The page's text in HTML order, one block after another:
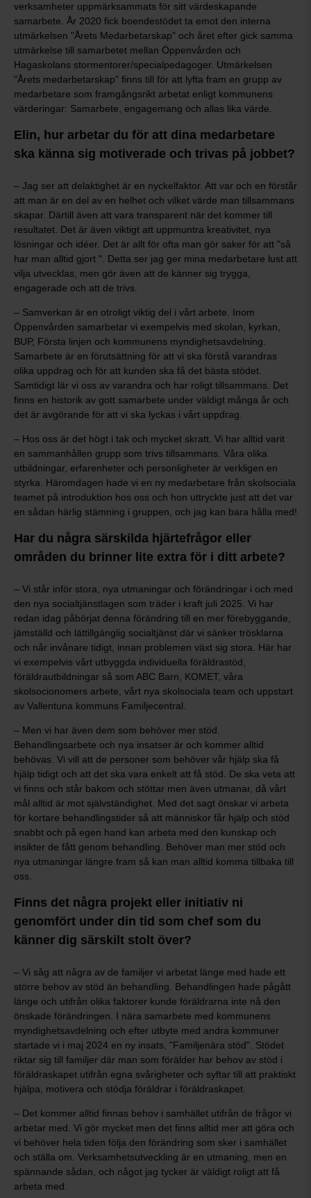
verksamheter uppmärksammats för sitt värdeskapande
samarbete. År 2020 fick boendestödet ta emot den interna
utmärkelsen "Årets Medarbetarskap" och året efter gick samma
utmärkelse till samarbetet mellan Öppenvården och
Hagaskolans stormentorer/specialpedagoger. Utmärkelsen
"Årets medarbetarskap" finns till för att lyfta fram en grupp av
medarbetare som framgångsrikt arbetat enligt kommunens
värderingar: Samarbete, engagemang och allas lika värde.
Elin, hur arbetar du för att dina medarbetare
ska känna sig motiverade och trivas på jobbet?
– Jag ser att delaktighet är en nyckelfaktor. Att var och en förstår
att man är en del av en helhet och vilket värde man tillsammans
skapar. Därtill även att vara transparent när det kommer till
resultatet. Det är även viktigt att uppmuntra kreativitet, nya
lösningar och idéer. Det är allt för ofta man gör saker för att "så
har man alltid gjort ". Detta ser jag ger mina medarbetare lust att
vilja utvecklas, men gör även att de känner sig trygga,
engagerade och att de trivs.
– Samverkan är en otroligt viktig del i vårt arbete. Inom
Öppenvården samarbetar vi exempelvis med skolan, kyrkan,
BUP, Första linjen och kommunens myndighetsavdelning.
Samarbete är en förutsättning för att vi ska förstå varandras
olika uppdrag och för att kunden ska få det bästa stödet.
Samtidigt lär vi oss av varandra och har roligt tillsammans. Det
finns en historik av gott samarbete under väldigt många år och
det är avgörande för att vi ska lyckas i vårt uppdrag.
– Hos oss är det högt i tak och mycket skratt. Vi har alltid varit
en sammanhållen grupp som trivs tillsammans. Våra olika
utbildningar, erfarenheter och personligheter är verkligen en
styrka. Häromdagen hade vi en ny medarbetare från skolsociala
teamet på introduktion hos oss och hon uttryckte just att det var
en sådan härlig stämning i gruppen, och jag kan bara hålla med!
Har du några särskilda hjärtefrågor eller
områden du brinner lite extra för i ditt arbete?
– Vi står inför stora, nya utmaningar och förändringar i och med
den nya socialtjänstlagen som träder i kraft juli 2025. Vi har
redan idag påbörjat denna förändring till en mer förebyggande,
jämställd och lättillgänglig socialtjänst där vi sänker trösklarna
och når invånare tidigt, innan problemen växt sig stora. Här har
vi exempelvis vårt utbyggda individuella föräldrastöd,
föräldrautbildningar så som ABC Barn, KOMET, våra
skolsocionomers arbete, vårt nya skolsociala team och uppstart
av Vallentuna kommuns Familjecentral.
– Men vi har även dem som behöver mer stöd.
Behandlingsarbete och nya insatser är och kommer alltid
behövas. Vi vill att de personer som behöver vår hjälp ska få
hjälp tidigt och att det ska vara enkelt att få stöd. De ska veta att
vi finns och står bakom och stöttar men även utmanar, då vårt
mål alltid är mot självständighet. Med det sagt önskar vi arbeta
för kortare behandlingstider så att människor får hjälp och stöd
snabbt och på egen hand kan arbeta med den kunskap och
insikter de fått genom behandling. Behöver man mer stöd och
nya utmaningar längre fram så kan man alltid komma tillbaka till
oss.
Finns det några projekt eller initiativ ni
genomfört under din tid som chef som du
känner dig särskilt stolt över?
– Vi såg att några av de familjer vi arbetat länge med hade ett
större behov av stöd än behandling. Behandlingen hade pågått
länge och utifrån olika faktorer kunde föräldrarna inte nå den
önskade förändringen. I nära samarbete med kommunens
myndighetsavdelning och efter utbyte med andra kommuner
startade vi i maj 2024 en ny insats, "Familjenära stöd". Stödet
riktar sig till familjer där man som förälder har behov av stöd i
föräldraskapet utifrån egna svårigheter och syftar till att praktiskt
hjälpa, motivera och stödja föräldrar i föräldraskapet.
– Det kommer alltid finnas behov i samhället utifrån de frågor vi
arbetar med. Vi gör mycket men det finns alltid mer att göra och
vi behöver hela tiden följa den förändring som sker i samhället
och ställa om. Verksamhetsutveckling är en utmaning, men en
spännande sådan, och något jag tycker är väldigt roligt att få
arbeta med.